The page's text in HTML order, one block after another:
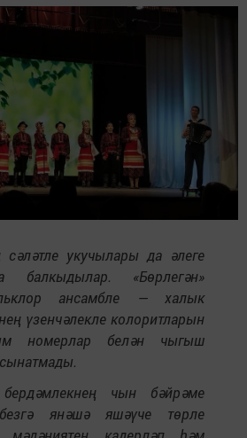
сәләтле укучылары да әлеге
балкыдылар. «Бөрлегән»
ансамбле — халык
үзенчәлекле колоритларын
номерлар белән чыгыш
чын бәйрәме
янәшә яшәүче төрле